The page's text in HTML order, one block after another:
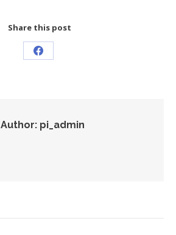
Share this post
Share
Author: pi_admin